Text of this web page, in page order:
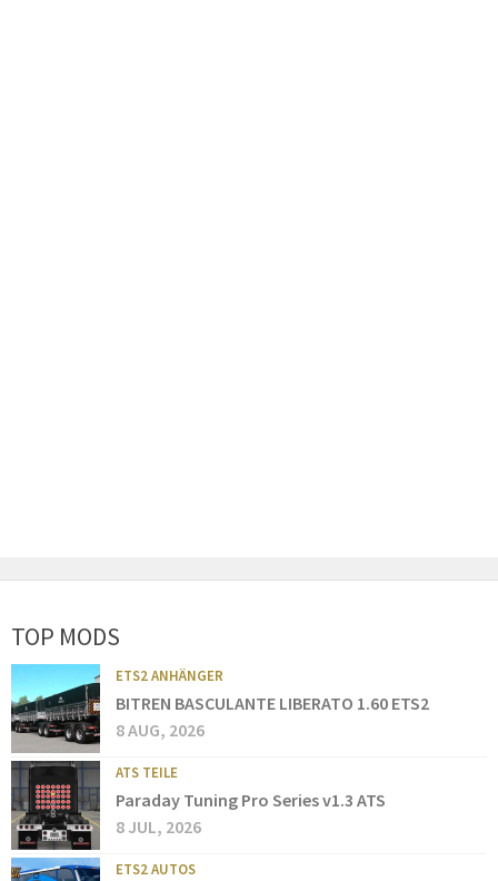
TOP MODS
ETS2 ANHÄNGER
BITREN BASCULANTE LIBERATO 1.60 ETS2
8 AUG, 2026
ATS TEILE
Paraday Tuning Pro Series v1.3 ATS
8 JUL, 2026
ETS2 AUTOS